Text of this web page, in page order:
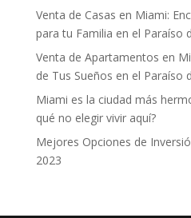
Venta de Casas en Miami:
para tu Familia en el Paraíso
Venta de Apartamentos en
de Tus Sueños en el Paraíso
Miami es la ciudad más
qué no elegir vivir aquí?
Mejores Opciones de
2023